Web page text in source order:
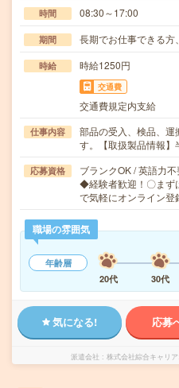
時間 08:30～17:00
期間 長期でお仕事できる方
時給 時給1250円
交通費
交通費規定内支給
仕事内容
部品の受入、検品、運
す。【取扱製品情報
応募資格
ブランクOK / 英語力不
◆経験者歓迎！〇まず
で気軽にオンライン
職場の雰囲気
年齢層
20代
30代
気になる! 応募
派遣会社 株式会社綜合キャリ